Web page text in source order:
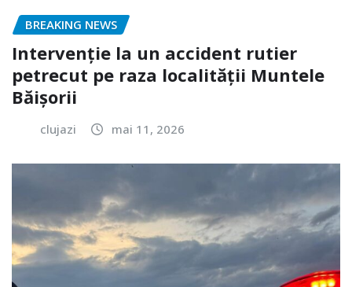
BREAKING NEWS
Intervenție la un accident rutier
petrecut pe raza localității Muntele
Băișorii
clujazi mai 11, 2026